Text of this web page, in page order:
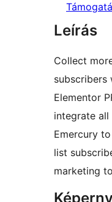
Leírás
Collect
subscribers
Elementor
integrate
Emercury
list
marketing